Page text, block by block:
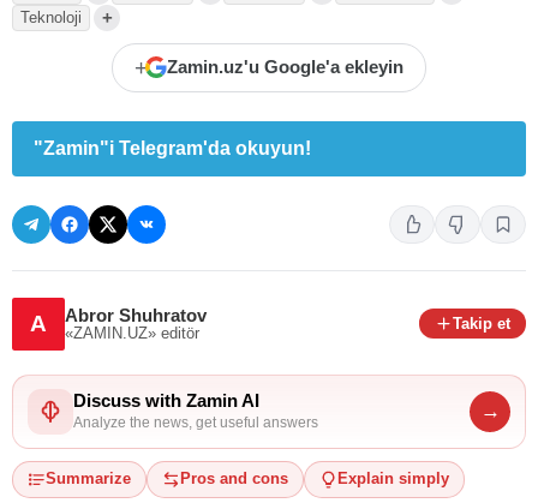
Teknoloji +
+ Zamin.uz'u Google'a ekleyin
"Zamin"i Telegram'da okuyun!
A Abror Shuhratov
«ZAMIN.UZ» editör
Takip et
Discuss with Zamin AI
Analyze the news, get useful answers
→
Summarize Pros and cons Explain simply